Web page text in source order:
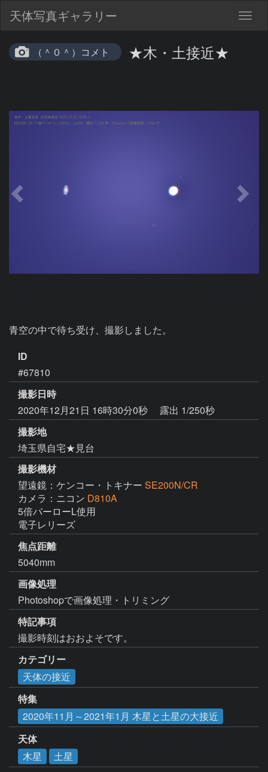
天体写真ギャラリー
（＾０＾）コメト ★木・土接近★
青空の中で待ち受け、撮影しました。
ID
#67810
撮影日時
2020年12月21日 16時30分0秒
露出 1/250秒
撮影地
埼玉県自宅★見台
撮影機材
望遠鏡：ケンコー・トキナー SE200N/CR
カメラ：ニコン D810A
5倍バーローL使用
電子レリーズ
焦点距離
5040mm
画像処理
Photoshopで画像処理・トリミング
特記事項
撮影時刻はおおよそです。
カテゴリー
天体の接近
特集
2020年11月～2021年1月 木星と土星の大接近
天体
木星
土星